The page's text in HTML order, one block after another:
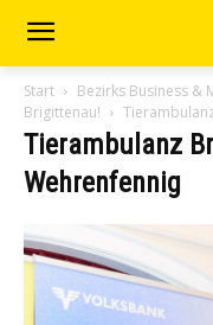
Start
Bezirks Business &
Brigittenau!
Tierambulanz
Wehrenfennig